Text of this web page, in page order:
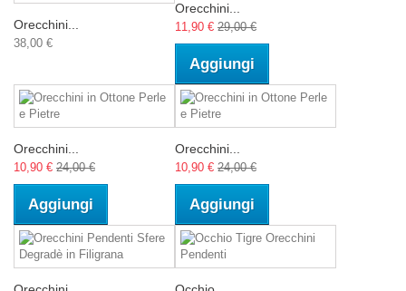
Orecchini...
38,00 €
Orecchini...
11,90 € 29,00 €
Aggiungi
Orecchini...
10,90 € 24,00 €
Aggiungi
Orecchini...
10,90 € 24,00 €
Aggiungi